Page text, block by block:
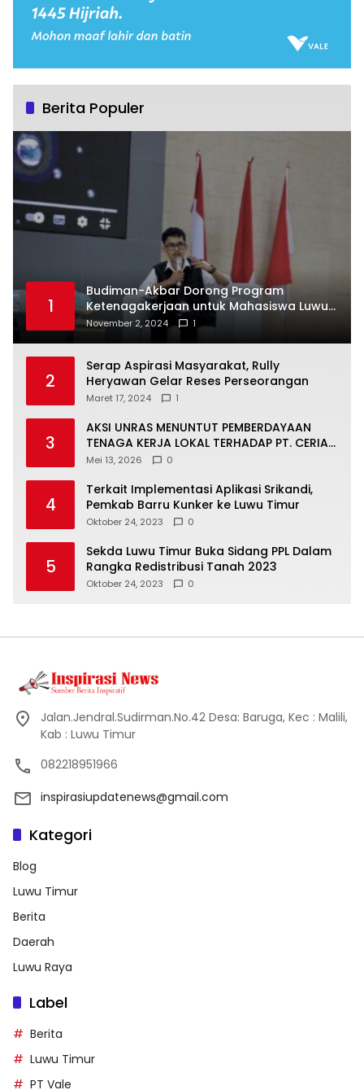
Berita Populer
1
Budiman-Akbar Dorong Program
Ketenagakerjaan untuk Mahasiswa Luwu
Timur, Juru Bicara: Ini Peluang Nyata bagi
November 2, 2024 1
2
Serap Aspirasi Masyarakat, Rully
Heryawan Gelar Reses Perseorangan
Maret 17, 2024 1
3
AKSI UNRAS MENUNTUT PEMBERDAYAAN
TENAGA KERJA LOKAL TERHADAP PT. CERIA
NUGRAHA LESTARI
Mei 13, 2026 0
4
Terkait Implementasi Aplikasi Srikandi,
Pemkab Barru Kunker ke Luwu Timur
Oktober 24, 2023 0
5
Sekda Luwu Timur Buka Sidang PPL Dalam
Rangka Redistribusi Tanah 2023
Oktober 24, 2023 0
Jalan.Jendral.Sudirman.No.42 Desa: Baruga, Kec : Malili,
Kab : Luwu Timur
082218951966
inspirasiupdatenews@gmail.com
Kategori
Blog
Luwu Timur
Berita
Daerah
Luwu Raya
Label
Berita
Luwu Timur
PT Vale